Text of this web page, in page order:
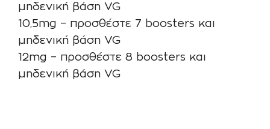
μηδενική βάση VG
10,5mg – προσθέστε 7 boosters και
μηδενική βάση VG
12mg – προσθέστε 8 boosters και
μηδενική βάση VG